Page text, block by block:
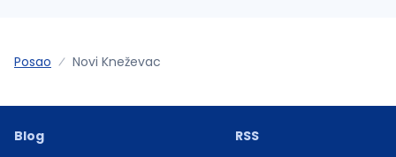
Posao Novi Kneževac
Blog
RSS